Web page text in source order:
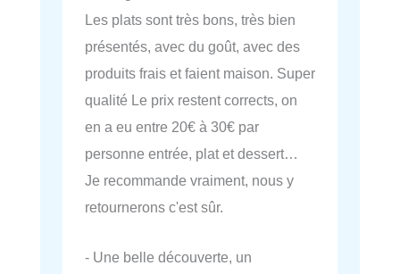
Les plats sont très bons, très bien
présentés, avec du goût, avec des
produits frais et faient maison. Super
qualité Le prix restent corrects, on
en a eu entre 20€ à 30€ par
personne entrée, plat et dessert…
Je recommande vraiment, nous y
retournerons c'est sûr.
- Une belle découverte, un